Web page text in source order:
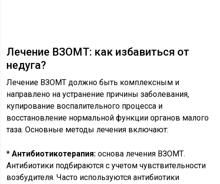
Лечение ВЗОМТ: как избавиться от
недуга?
Лечение ВЗОМТ должно быть комплексным и
направлено на устранение причины заболевания,
купирование воспалительного процесса и
восстановление нормальной функции органов малого
таза. Основные методы лечения включают:
*Антибиотикотерапия: основа лечения ВЗОМТ.
Антибиотики подбираются с учетом чувствительности
возбудителя. Часто используются антибиотики